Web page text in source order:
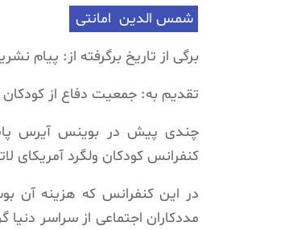
شمس الدین امانتی
برگی از تاریخ برگرفته از: پیام
تقدیم به: جمعیت دفاع از
چندی پیش در بوینس آیرس
کنفرانس کودکان ولگرد آمریکای
در این کنفرانس که هزینه آن
مددکاران اجتماعی از سراسر دنیا